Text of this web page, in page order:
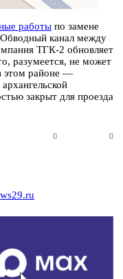
работы по замене
канал между
ТГК-2 обновляет
разумеется, не может
этом районе —
закрыт для проезда
0 0